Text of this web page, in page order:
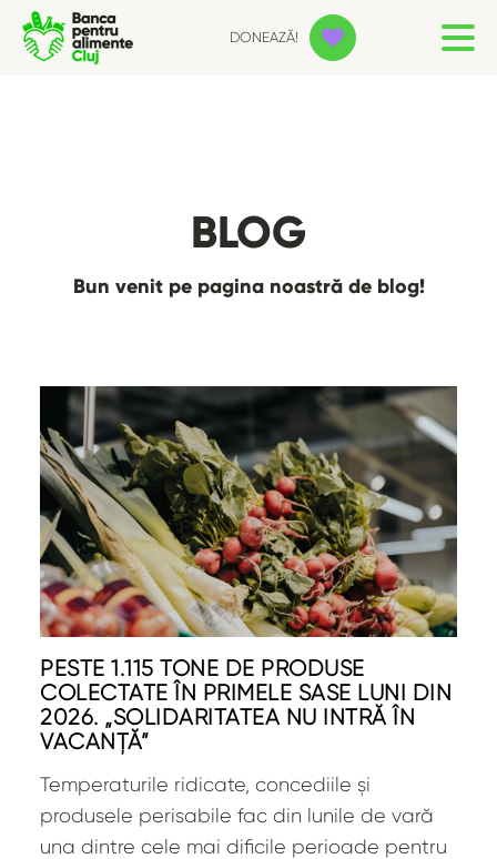
DONEAZĂ!
BLOG
Bun venit pe pagina noastră de blog!
PESTE 1.115 TONE DE PRODUSE
COLECTATE ÎN PRIMELE ȘASE LUNI DIN
2026. „SOLIDARITATEA NU INTRĂ ÎN
VACANȚĂ”
Temperaturile ridicate, concediile și
produsele perisabile fac din lunile de vară
una dintre cele mai dificile perioade pentru